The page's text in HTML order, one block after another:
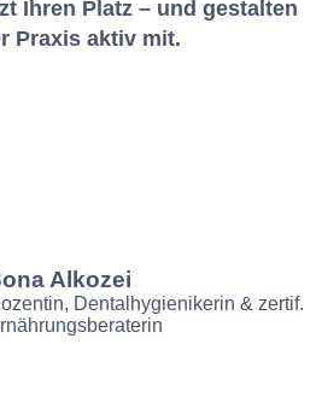
Ihren Platz – und gestalten
Praxis aktiv mit.
Alkozei
Dentalhygienikerin & zertif.